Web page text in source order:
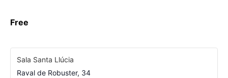
Free
Sala Santa Llúcia
Raval de Robuster, 34